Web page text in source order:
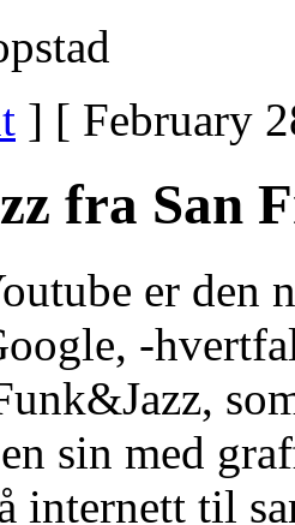
] [ February
fra San
er den
-
sin med
internett til